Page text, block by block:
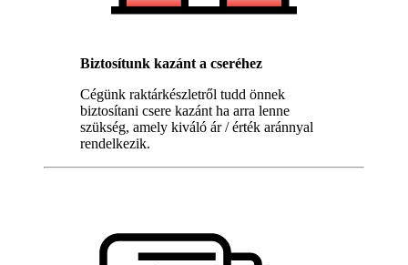
Biztosítunk kazánt a cseréhez
Cégünk raktárkészletről tudd önnek
biztosítani csere kazánt ha arra lenne
szükség, amely kiváló ár / érték aránnyal
rendelkezik.